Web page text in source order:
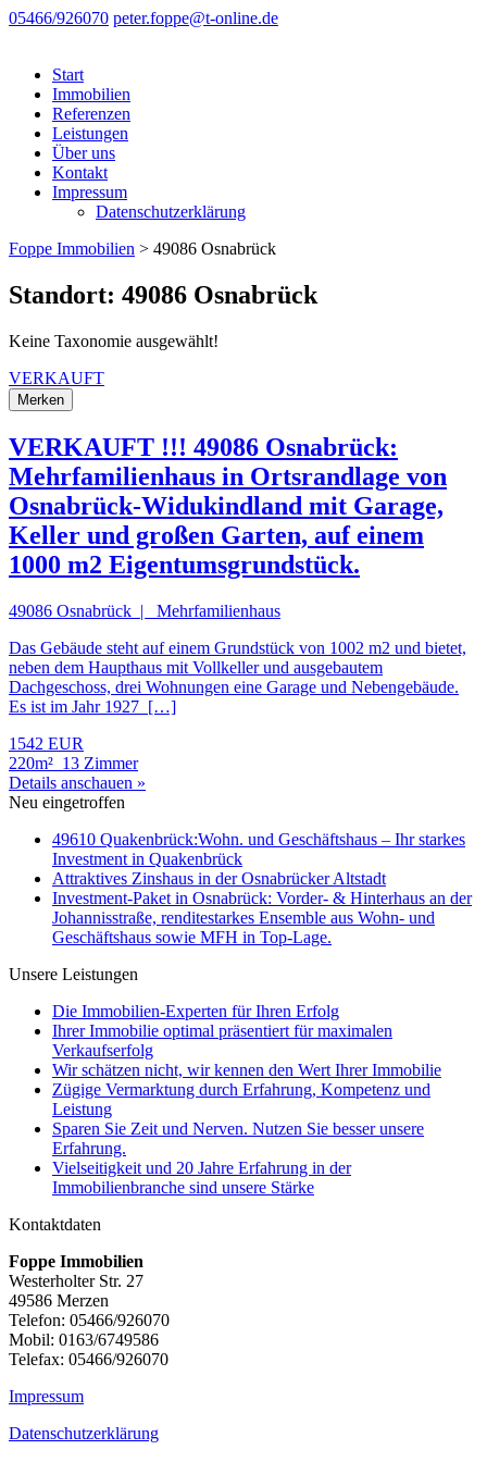
05466/926070 peter.foppe@t-online.de
Start
Immobilien
Referenzen
Leistungen
Über uns
Kontakt
Impressum
Datenschutzerklärung
Foppe Immobilien > 49086 Osnabrück
Standort: 49086 Osnabrück
Keine Taxonomie ausgewählt!
VERKAUFT
Merken
VERKAUFT !!! 49086 Osnabrück:
Mehrfamilienhaus in Ortsrandlage von
Osnabrück-Widukindland mit Garage,
Keller und großen Garten, auf einem
1000 m2 Eigentumsgrundstück.
49086 Osnabrück | Mehrfamilienhaus
Das Gebäude steht auf einem Grundstück von 1002 m2 und bietet,
neben dem Haupthaus mit Vollkeller und ausgebautem
Dachgeschoss, drei Wohnungen eine Garage und Nebengebäude.
Es ist im Jahr 1927 […]
1542 EUR
220m² 13 Zimmer
Details anschauen »
Neu eingetroffen
49610 Quakenbrück:Wohn. und Geschäftshaus – Ihr starkes
Investment in Quakenbrück
Attraktives Zinshaus in der Osnabrücker Altstadt
Investment-Paket in Osnabrück: Vorder- & Hinterhaus an der
Johannisstraße, renditestarkes Ensemble aus Wohn- und
Geschäftshaus sowie MFH in Top-Lage.
Unsere Leistungen
Die Immobilien-Experten für Ihren Erfolg
Ihrer Immobilie optimal präsentiert für maximalen
Verkaufserfolg
Wir schätzen nicht, wir kennen den Wert Ihrer Immobilie
Zügige Vermarktung durch Erfahrung, Kompetenz und
Leistung
Sparen Sie Zeit und Nerven. Nutzen Sie besser unsere
Erfahrung.
Vielseitigkeit und 20 Jahre Erfahrung in der
Immobilienbranche sind unsere Stärke
Kontaktdaten
Foppe Immobilien
Westerholter Str. 27
49586 Merzen
Telefon: 05466/926070
Mobil: 0163/6749586
Telefax: 05466/926070
Impressum
Datenschutzerklärung